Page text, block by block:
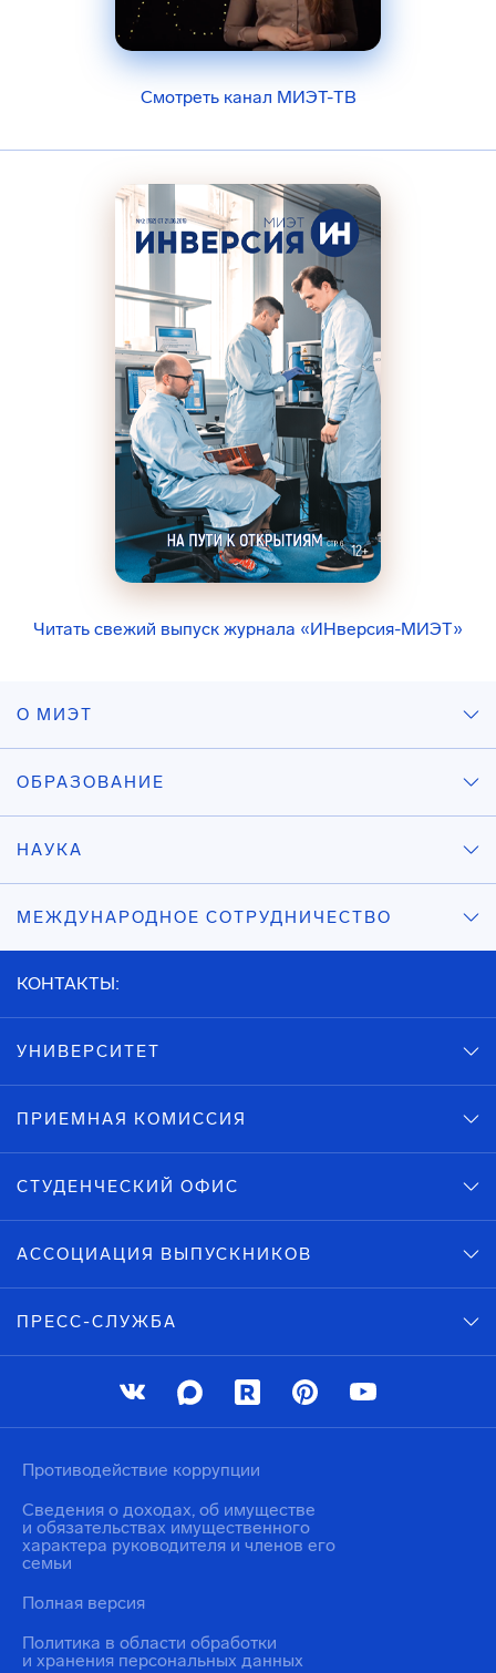
Смотреть канал МИЭТ-ТВ
Читать свежий выпуск журнала «ИНверсия-МИЭТ»
О МИЭТ
ОБРАЗОВАНИЕ
НАУКА
МЕЖДУНАРОДНОЕ СОТРУДНИЧЕСТВО
КОНТАКТЫ:
УНИВЕРСИТЕТ
ПРИЕМНАЯ КОМИССИЯ
СТУДЕНЧЕСКИЙ ОФИС
АССОЦИАЦИЯ ВЫПУСКНИКОВ
ПРЕСС-СЛУЖБА
Политика в области обработки
и хранения персональных данных
Противодействие коррупции
Сведения о доходах, об имуществе
и обязательствах имущественного
характера руководителя и членов его
семьи
Полная версия